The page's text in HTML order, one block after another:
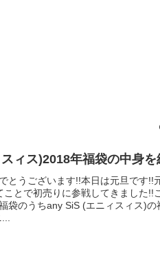
ィス)2018年福袋の中身を
とうございます!!本日は元旦です!!
ことで初売りに参戦してきました!!
袋のうちany SiS (エニィスィス)の